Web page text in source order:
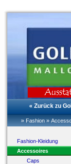
« Zurück zu
» Fashion »
Fashion-Kleidung
Accessoires
Caps